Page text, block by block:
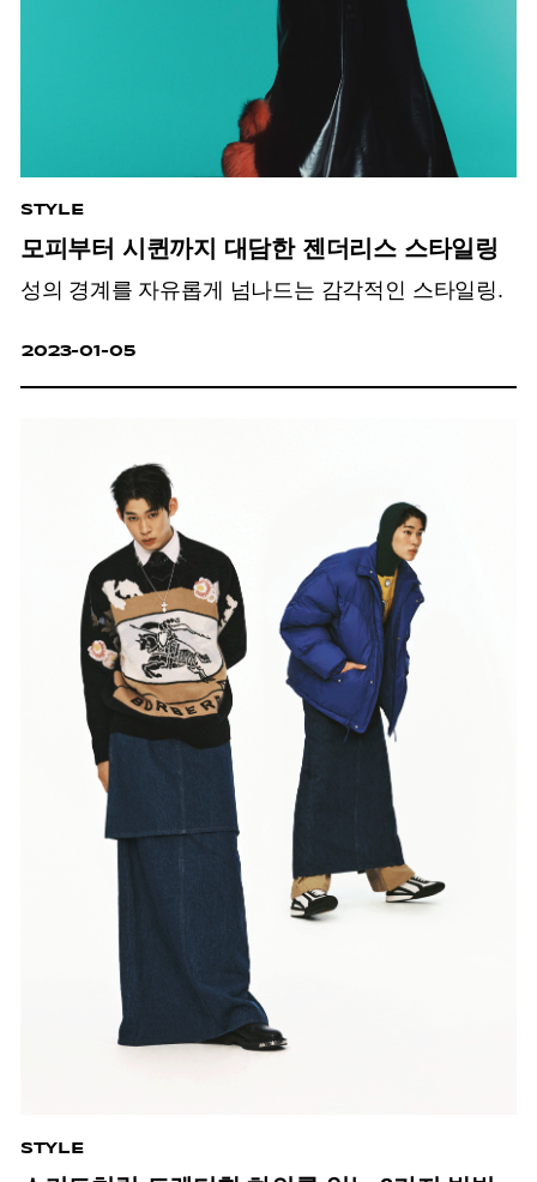
STYLE
모피부터 시퀸까지 대담한 젠더리스 스타일링
성의 경계를 자유롭게 넘나드는 감각적인 스타일링.
2023-01-05
STYLE